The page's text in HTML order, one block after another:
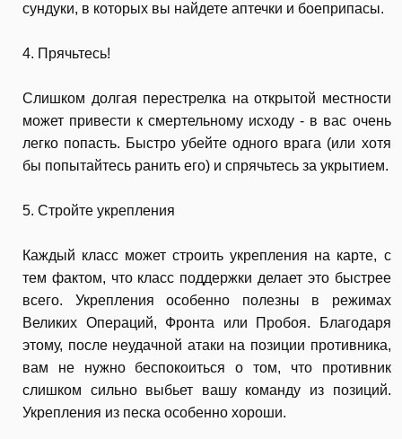
сундуки, в которых вы найдете аптечки и боеприпасы.
4. Прячьтесь!
Слишком долгая перестрелка на открытой местности
может привести к смертельному исходу - в вас очень
легко попасть. Быстро убейте одного врага (или хотя
бы попытайтесь ранить его) и спрячьтесь за укрытием.
5. Стройте укрепления
Каждый класс может строить укрепления на карте, с
тем фактом, что класс поддержки делает это быстрее
всего. Укрепления особенно полезны в режимах
Великих Операций, Фронта или Пробоя. Благодаря
этому, после неудачной атаки на позиции противника,
вам не нужно беспокоиться о том, что противник
слишком сильно выбьет вашу команду из позиций.
Укрепления из песка особенно хороши.